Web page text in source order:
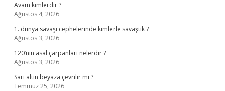
Avam kimlerdir ?
Ağustos 4, 2026
1. dünya savaşı cephelerinde kimlerle savaştık ?
Ağustos 3, 2026
120’nin asal çarpanları nelerdir ?
Ağustos 3, 2026
Sarı altın beyaza çevrilir mi ?
Temmuz 25, 2026